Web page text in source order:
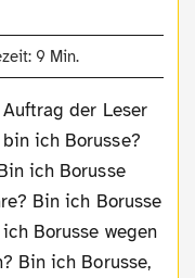
9 Min.
der Leser
ich Borusse?
ich Borusse
Bin ich Borusse
Borusse wegen
Bin ich Borusse,